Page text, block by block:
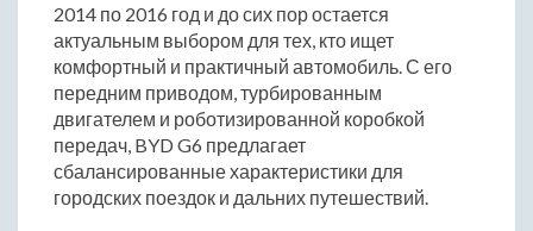
2014 по 2016 год и до сих пор остается
актуальным выбором для тех, кто ищет
комфортный и практичный автомобиль. С его
передним приводом, турбированным
двигателем и роботизированной коробкой
передач, BYD G6 предлагает
сбалансированные характеристики для
городских поездок и дальних путешествий.